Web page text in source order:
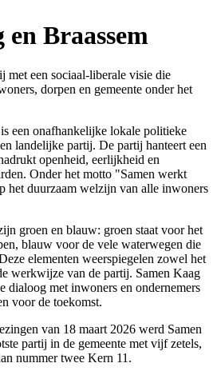
en Braassem
met een sociaal-liberale visie die
dorpen en gemeente onder het
een onafhankelijke lokale politieke
landelijke partij. De partij hanteert een
openheid, eerlijkheid en
Onder het motto "Samen werkt
het duurzaam welzijn van alle inwoners
groen en blauw: groen staat voor het
blauw voor de vele waterwegen die
elementen weerspiegelen zowel het
werkwijze van de partij. Samen Kaag
dialoog met inwoners en ondernemers
voor de toekomst.
van 18 maart 2026 werd Samen
partij in de gemeente met vijf zetels,
nummer twee Kern 11.